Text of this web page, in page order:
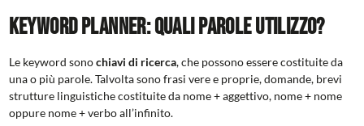
Keyword Planner: quali parole utilizzo?
Le keyword sonochiavi di ricerca, che possono essere costituite da
una o più parole. Talvolta sono frasi vere e proprie, domande, brevi
strutture linguistiche costituite da nome + aggettivo, nome + nome
oppure nome + verbo all’infinito.